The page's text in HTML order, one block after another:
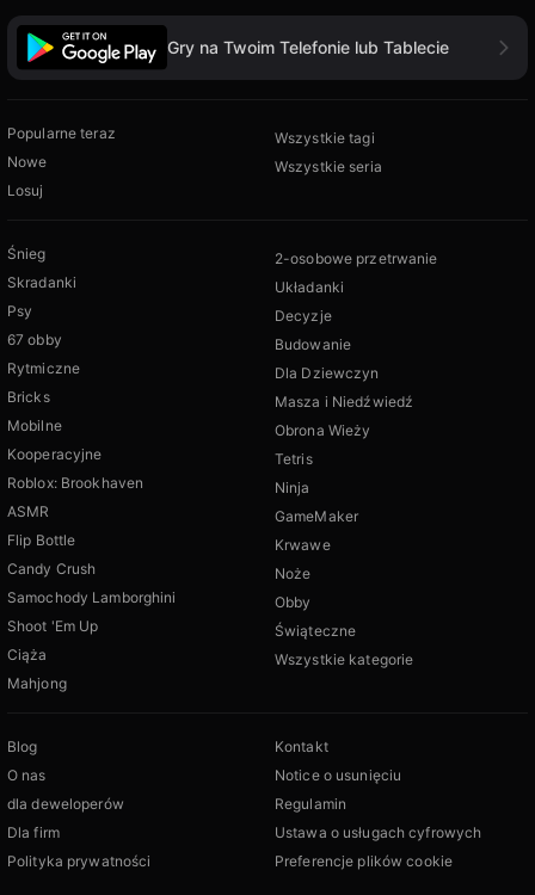
Gry na Twoim Telefonie lub Tablecie
Popularne teraz
Nowe
Losuj
Wszystkie tagi
Wszystkie seria
Śnieg
Skradanki
Psy
67 obby
Rytmiczne
Bricks
Mobilne
Kooperacyjne
Roblox: Brookhaven
ASMR
Flip Bottle
Candy Crush
Samochody Lamborghini
Shoot 'Em Up
Ciąża
Mahjong
2-osobowe przetrwanie
Układanki
Decyzje
Budowanie
Dla Dziewczyn
Masza i Niedźwiedź
Obrona Wieży
Tetris
Ninja
GameMaker
Krwawe
Noże
Obby
Świąteczne
Wszystkie kategorie
Blog
O nas
dla deweloperów
Dla firm
Polityka prywatności
Kontakt
Notice o usunięciu
Regulamin
Ustawa o usługach cyfrowych
Preferencje plików cookie